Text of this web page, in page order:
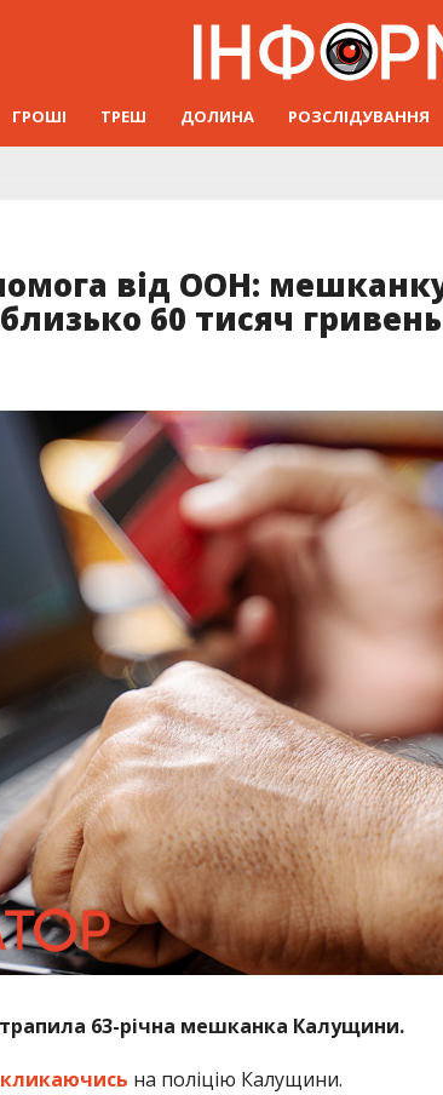
ГРОШІ ТРЕШ ДОЛИНА РОЗСЛІДУВАННЯ
від ООН:
60 тисяч гривень
63-річна мешканка Калущини.
на поліцію Калущини.